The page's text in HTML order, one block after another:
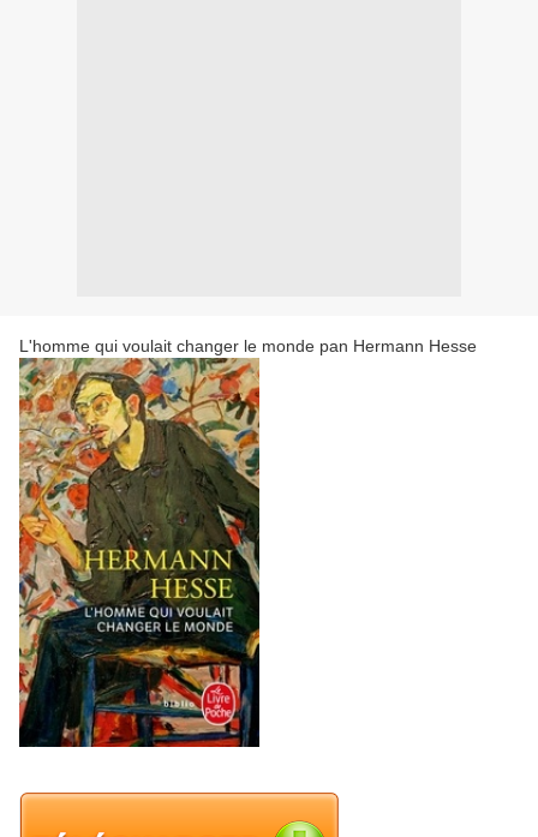
L'homme qui voulait changer le monde pan Hermann Hesse